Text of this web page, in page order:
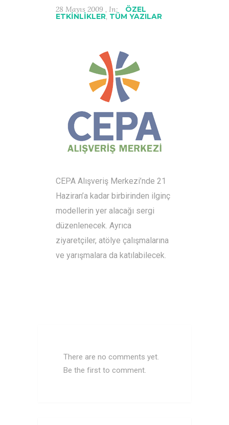
28 Mayıs 2009 , In: ÖZEL
ETKİNLİKLER, TÜM YAZILAR
CEPA Alışveriş Merkezi’nde 21
Haziran’a kadar birbirinden ilginç
modellerin yer alacağı sergi
düzenlenecek. Ayrıca
ziyaretçiler, atölye çalışmalarına
ve yarışmalara da katılabilecek.
There are no comments yet.
Be the first to comment.